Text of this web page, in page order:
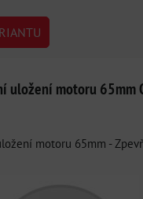
uložení motoru 65mm
motoru 65mm -